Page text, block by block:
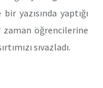
yazısında yaptığı
zaman öğrencilerine
sıvazladı.